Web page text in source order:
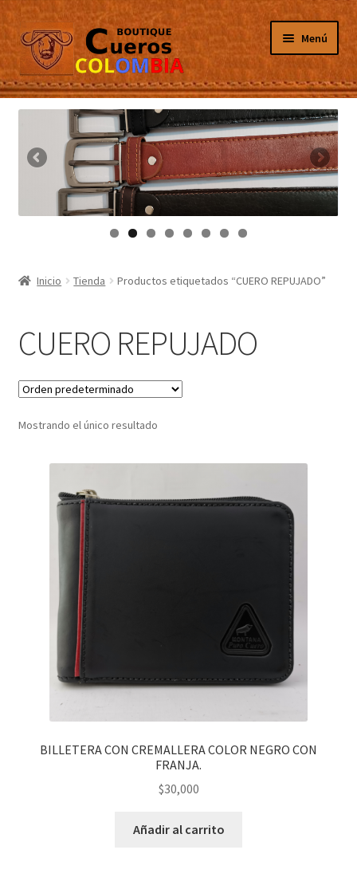
Ir
a
la
navegación
Ir
al
contenido
Menú
Inicio
Masculino
Femenino
Porta Celulares
Infantil
Inicio Tienda Productos etiquetados “CUERO REPUJADO”
CUERO REPUJADO
Mostrando el único resultado
BILLETERA CON CREMALLERA COLOR NEGRO CON
FRANJA.
$30,000
Añadir al carrito